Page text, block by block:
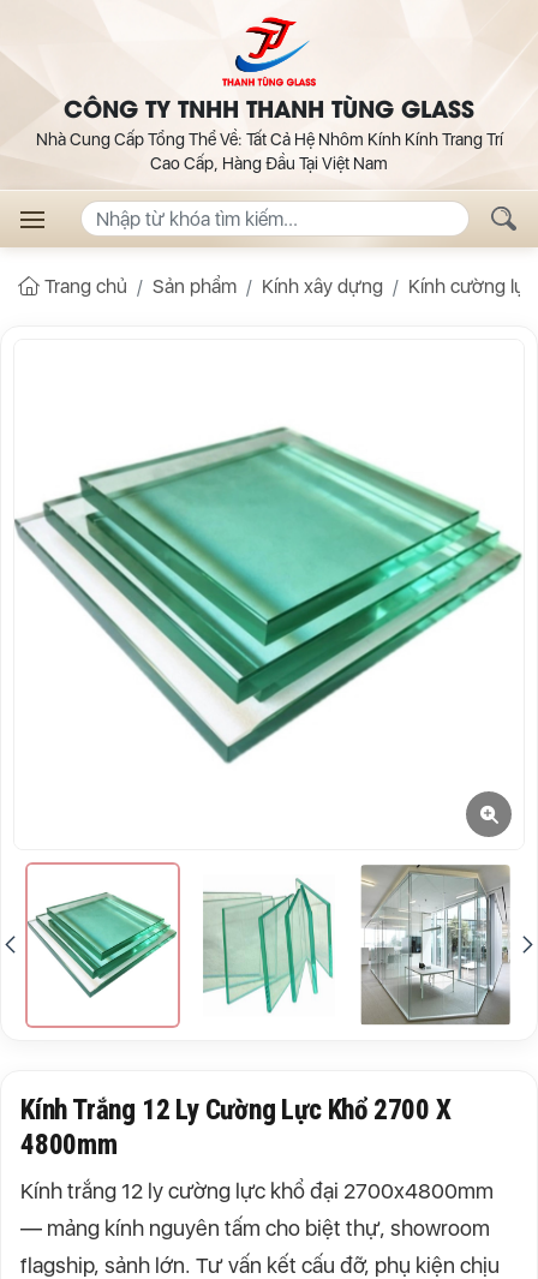
CÔNG TY TNHH THANH TÙNG GLASS
Nhà Cung Cấp Tổng Thể Về: Tất Cả Hệ Nhôm Kính Kính Trang Trí
Cao Cấp, Hàng Đầu Tại Việt Nam
Trang chủ Sản phẩm Kính xây dựng Kính cường lực
Kính Trắng 12 Ly Cường Lực Khổ 2700 X
4800mm
Kính trắng 12 ly cường lực khổ đại 2700x4800mm
— mảng kính nguyên tấm cho biệt thự, showroom
flagship, sảnh lớn. Tư vấn kết cấu đỡ, phụ kiện chịu